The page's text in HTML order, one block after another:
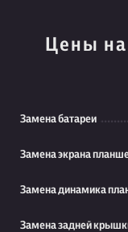
Цены
Замена батареи
Замена экрана
Замена динамика
Замена задней